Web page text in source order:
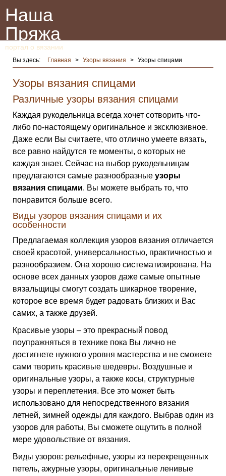
Наша
Пряжа
портал о вязании
Вы здесь: Главная > Узоры вязания > Узоры спицами
Узоры вязания спицами
Различные узоры вязания спицами
Каждая рукодельница всегда хочет сотворить что-
либо по-настоящему оригинальное и эксклюзивное.
Даже если Вы считаете, что отлично умеете вязать,
все равно найдутся те моменты, о которых не
каждая знает. Сейчас на выбор рукодельницам
предлагаются самые разнообразные узоры
вязания спицами. Вы можете выбрать то, что
понравится больше всего.
Виды узоров вязания спицами и их
особенности
Предлагаемая коллекция узоров вязания отличается
своей красотой, универсальностью, практичностью и
разнообразием. Она хорошо систематизирована. На
основе всех данных узоров даже самые опытные
вязальщицы смогут создать шикарное творение,
которое все время будет радовать близких и Вас
самих, а также друзей.
Красивые узоры – это прекрасный повод
поупражняться в технике пока Вы лично не
достигнете нужного уровня мастерства и не сможете
сами творить красивые шедевры. Воздушные и
оригинальные узоры, а также косы, структурные
узоры и переплетения. Все это может быть
использовано для непосредственного вязания
летней, зимней одежды для каждого. Выбрав один из
узоров для работы, Вы сможете ощутить в полной
мере удовольствие от вязания.
Виды узоров: рельефные, узоры из перекрещенных
петель, ажурные узоры, оригинальные ленивые